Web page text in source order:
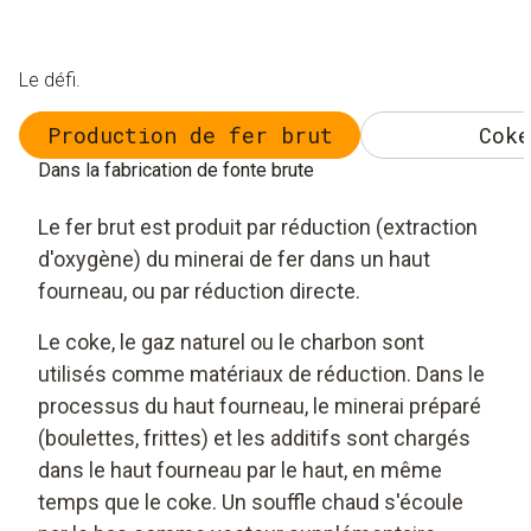
Le défi.
Production de fer brut
Dans la fabrication de fonte brute
Le fer brut est produit par réduction (extraction
d'oxygène) du minerai de fer dans un haut
fourneau, ou par réduction directe.
Le coke, le gaz naturel ou le charbon sont
utilisés comme matériaux de réduction. Dans le
processus du haut fourneau, le minerai préparé
(boulettes, frittes) et les additifs sont chargés
dans le haut fourneau par le haut, en même
temps que le coke. Un souffle chaud s'écoule